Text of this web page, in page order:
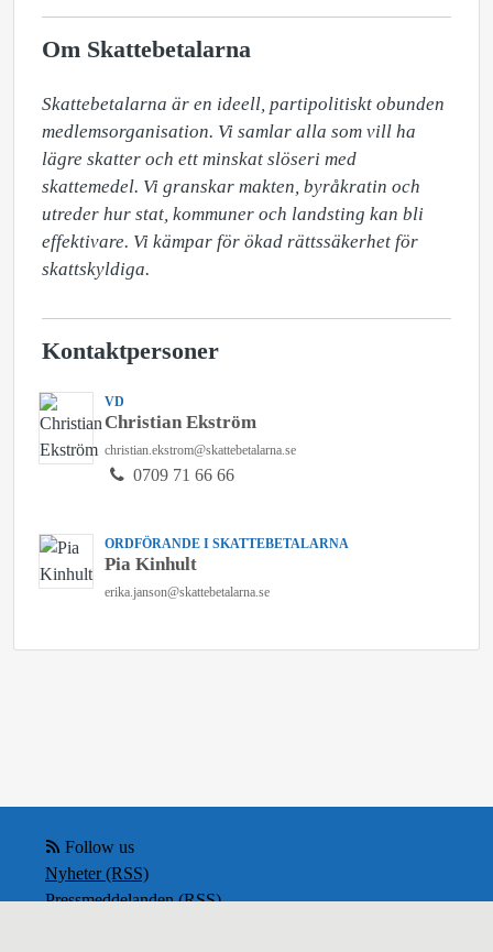
Om Skattebetalarna
Skattebetalarna är en ideell, partipolitiskt obunden
medlemsorganisation. Vi samlar alla som vill ha
lägre skatter och ett minskat slöseri med
skattemedel. Vi granskar makten, byråkratin och
utreder hur stat, kommuner och landsting kan bli
effektivare. Vi kämpar för ökad rättssäkerhet för
skattskyldiga.
Kontaktpersoner
VD
Christian Ekström
christian.ekstrom@skattebetalarna.se
0709 71 66 66
ORDFÖRANDE I SKATTEBETALARNA
Pia Kinhult
erika.janson@skattebetalarna.se
Follow us
Nyheter (RSS)
Pressmeddelanden (RSS)